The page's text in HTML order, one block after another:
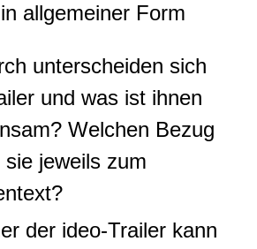
allgemeiner Form
unterscheiden sich
und was ist ihnen
Welchen Bezug
sie jeweils zum
der ideo-Trailer kann